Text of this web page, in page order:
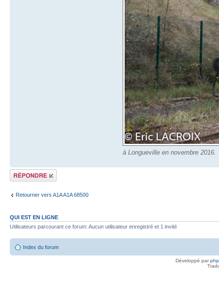
à Longueville en novembre 2016.
Répondre
Retourner vers A1A A1A 68500
QUI EST EN LIGNE
Utilisateurs parcourant ce forum: Aucun utilisateur enregistré et 1 invité
Index du forum
Développé par